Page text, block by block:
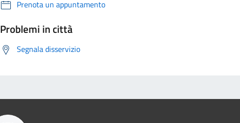
Prenota un appuntamento
Problemi in città
Segnala disservizio